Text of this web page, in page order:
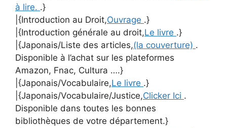
à lire. .}
|{Introduction au Droit,Ouvrage .}
|{Introduction générale au droit,Le livre .}
|{Japonais/Liste des articles,(la couverture) .
Disponible à l’achat sur les plateformes
Amazon, Fnac, Cultura ….}
|{Japonais/Vocabulaire,Le livre .}
|{Japonais/Vocabulaire/Justice,Clicker Ici .
Disponible dans toutes les bonnes
bibliothèques de votre département.}